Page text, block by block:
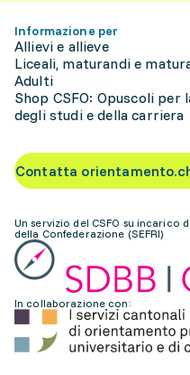
Informazione per
Allievi e allieve
Liceali, maturandi e
Adulti
Shop CSFO: Opuscoli
degli studi e della carriera
Contatta
Un servizio del CSFO su incarico
della Confederazione (SEFRI)
In collaborazione con: